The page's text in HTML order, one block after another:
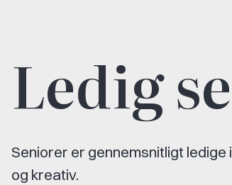
Ledig
Seniorer er gennemsnitligt
og kreativ.